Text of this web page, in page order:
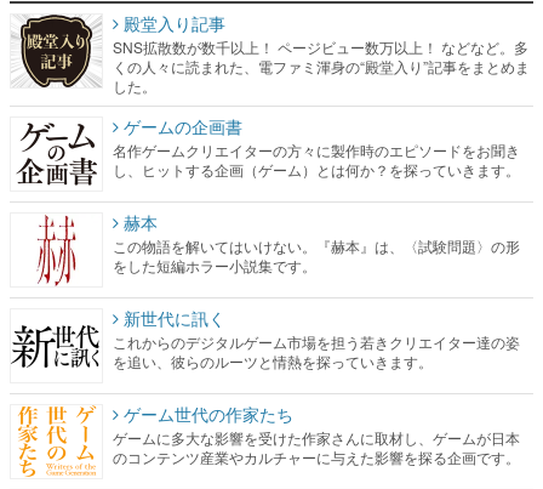
殿堂入り記事
SNS拡散数が数千以上！ ページビュー数万以上！ などなど。多
くの人々に読まれた、電ファミ渾身の“殿堂入り”記事をまとめま
した。
ゲームの企画書
名作ゲームクリエイターの方々に製作時のエピソードをお聞き
し、ヒットする企画（ゲーム）とは何か？を探っていきます。
赫本
この物語を解いてはいけない。『赫本』は、〈試験問題〉の形
をした短編ホラー小説集です。
新世代に訊く
これからのデジタルゲーム市場を担う若きクリエイター達の姿
を追い、彼らのルーツと情熱を探っていきます。
ゲーム世代の作家たち
ゲームに多大な影響を受けた作家さんに取材し、ゲームが日本
のコンテンツ産業やカルチャーに与えた影響を探る企画です。